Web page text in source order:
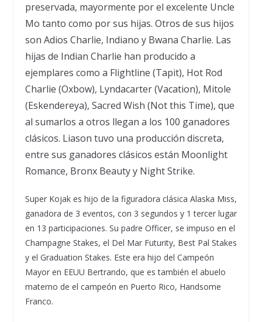
preservada, mayormente por el excelente Uncle
Mo tanto como por sus hijas. Otros de sus hijos
son Adios Charlie, Indiano y Bwana Charlie. Las
hijas de Indian Charlie han producido a
ejemplares como a Flightline (Tapit), Hot Rod
Charlie (Oxbow), Lyndacarter (Vacation), Mitole
(Eskendereya), Sacred Wish (Not this Time), que
al sumarlos a otros llegan a los 100 ganadores
clásicos. Liason tuvo una producción discreta,
entre sus ganadores clásicos están Moonlight
Romance, Bronx Beauty y Night Strike.
Super Kojak es hijo de la figuradora clásica Alaska Miss,
ganadora de 3 eventos, con 3 segundos y 1 tercer lugar
en 13 participaciones. Su padre Officer, se impuso en el
Champagne Stakes, el Del Mar Futurity, Best Pal Stakes
y el Graduation Stakes. Este era hijo del Campeón
Mayor en EEUU Bertrando, que es también el abuelo
materno de el campeón en Puerto Rico, Handsome
Franco.